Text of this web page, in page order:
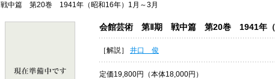
戦中篇 第20巻 1941年（昭和16年）1月～3月
会館芸術 第Ⅱ期 戦中篇 第20巻 1941年（
［解説］ 井口 俊
定価19,800円（本体18,000円）